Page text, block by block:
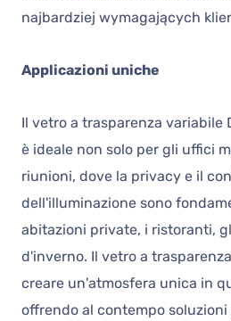
najbardziej wymagających
Applicazioni uniche
Il vetro a trasparenza variabile
è ideale non solo per gli uffici
riunioni, dove la privacy e il
dell'illuminazione sono
abitazioni private, i ristoranti,
d'inverno. Il vetro a
creare un'atmosfera unica in
offrendo al contempo